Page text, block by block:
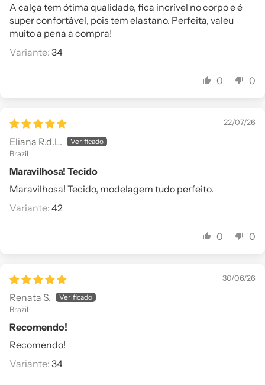
A calça tem ótima qualidade, fica incrível no corpo e é
super confortável, pois tem elastano. Perfeita, valeu
muito a pena a compra!
34
0 0
22/07/26
Eliana R.d.L.
Brazil
Maravilhosa! Tecido
Maravilhosa! Tecido, modelagem tudo perfeito.
42
0 0
30/06/26
Renata S.
Brazil
Recomendo!
Recomendo!
34